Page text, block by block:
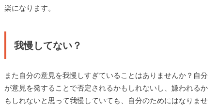
楽になります。
我慢してない？
また自分の意見を我慢しすぎていることはありませんか？自分
が意見を発することで否定されるかもしれないし、嫌われるか
もしれないと思って我慢していても、自分のためにはなりませ